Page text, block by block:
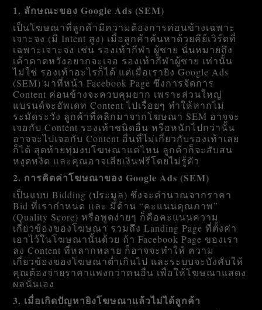
1. ลักษณะของ Google Ads (SEM)
เป็นโฆษณาที่ลูกค้ามีความต้องการค่อนข้างเฉพาะ
เจาะจง (มี Intent สูง) เมื่อลูกค้าค้นหาด้วยคีย์เวิร์ดที่
เฉพาะเจาะจง เช่น รองเท้ากีฬา ผู้ชาย นั่นหมายถึง
เค้าคาดหวังอยากจะเจอ รองเท้ากีฬาผู้ชาย เท่านั้น
ไม่ใช่ รองเท้าอะไรก็ได้ แต่เมื่อเรายิง Google Ads
(SEM) มาที่หน้า Facebook Page ซึ่งการจัดการ
Content ค่อนข้างจะควบคุมยาก เพราะส่วนใหญ่
แบรนด์จะอัพเดท Content ไปเรื่อยๆ ทำให้หากไม่
ระมัดระวัง ลูกค้าที่คลิกมาจากโฆษณา SEM อาจจะ
เจอกับ Content รองเท้าชนิดอื่น หรือหนักไปกว่านั้น
อาจจะไปเจอกับ Content อื่นที่ไม่เกี่ยวกับรองเท้าเลย
ก็ได้ สุดท้ายทุ่มงบโฆษณาแค่ไหน ลูกค้าก็จะสับสน
หงุดหงิด และคุณอาจเสียเงินฟรีโดยไม่รู้ตัว
2. การคิดค่าโฆษณาของ Google Ads (SEM)
เป็นแบบ Bidding (ประมูล) ซึ่งจะคำนวณจากราคา
Bid ที่เรากำหนด และ มีด้าน “คะแนนคุณภาพ”
(Quality Score) หรือพูดง่ายๆ ก็คือคะแนนความ
เกี่ยวข้องของโฆษณา รวมถึง Landing Page ที่ตั้งค่า
เอาไว้ในโฆษณานั้นด้วย ถ้า Facebook Page ของเรา
ลง Content ที่หลากหลาย ก็อาจจะทำให้ ความ
เกี่ยวข้องของโฆษณาต่ำเกินไป และระบบจะบังคับให้
คุณต้องจ่ายราคาแพงกว่าคนอื่น เพื่อให้โฆษณาแสดง
ผลนั่นเอง
3. เมื่อเกิดปัญหายิงโฆษณาแล้วไม่ได้ลูกค้า